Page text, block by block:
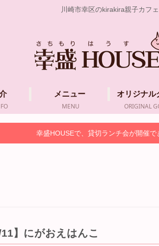
川崎市幸区のkirakira親子カフェ
メニュー
MENU
オリジナル
ORIGINAL
幸盛HOUSEで、貸切ランチ会が開催で
】にがおえはんこ